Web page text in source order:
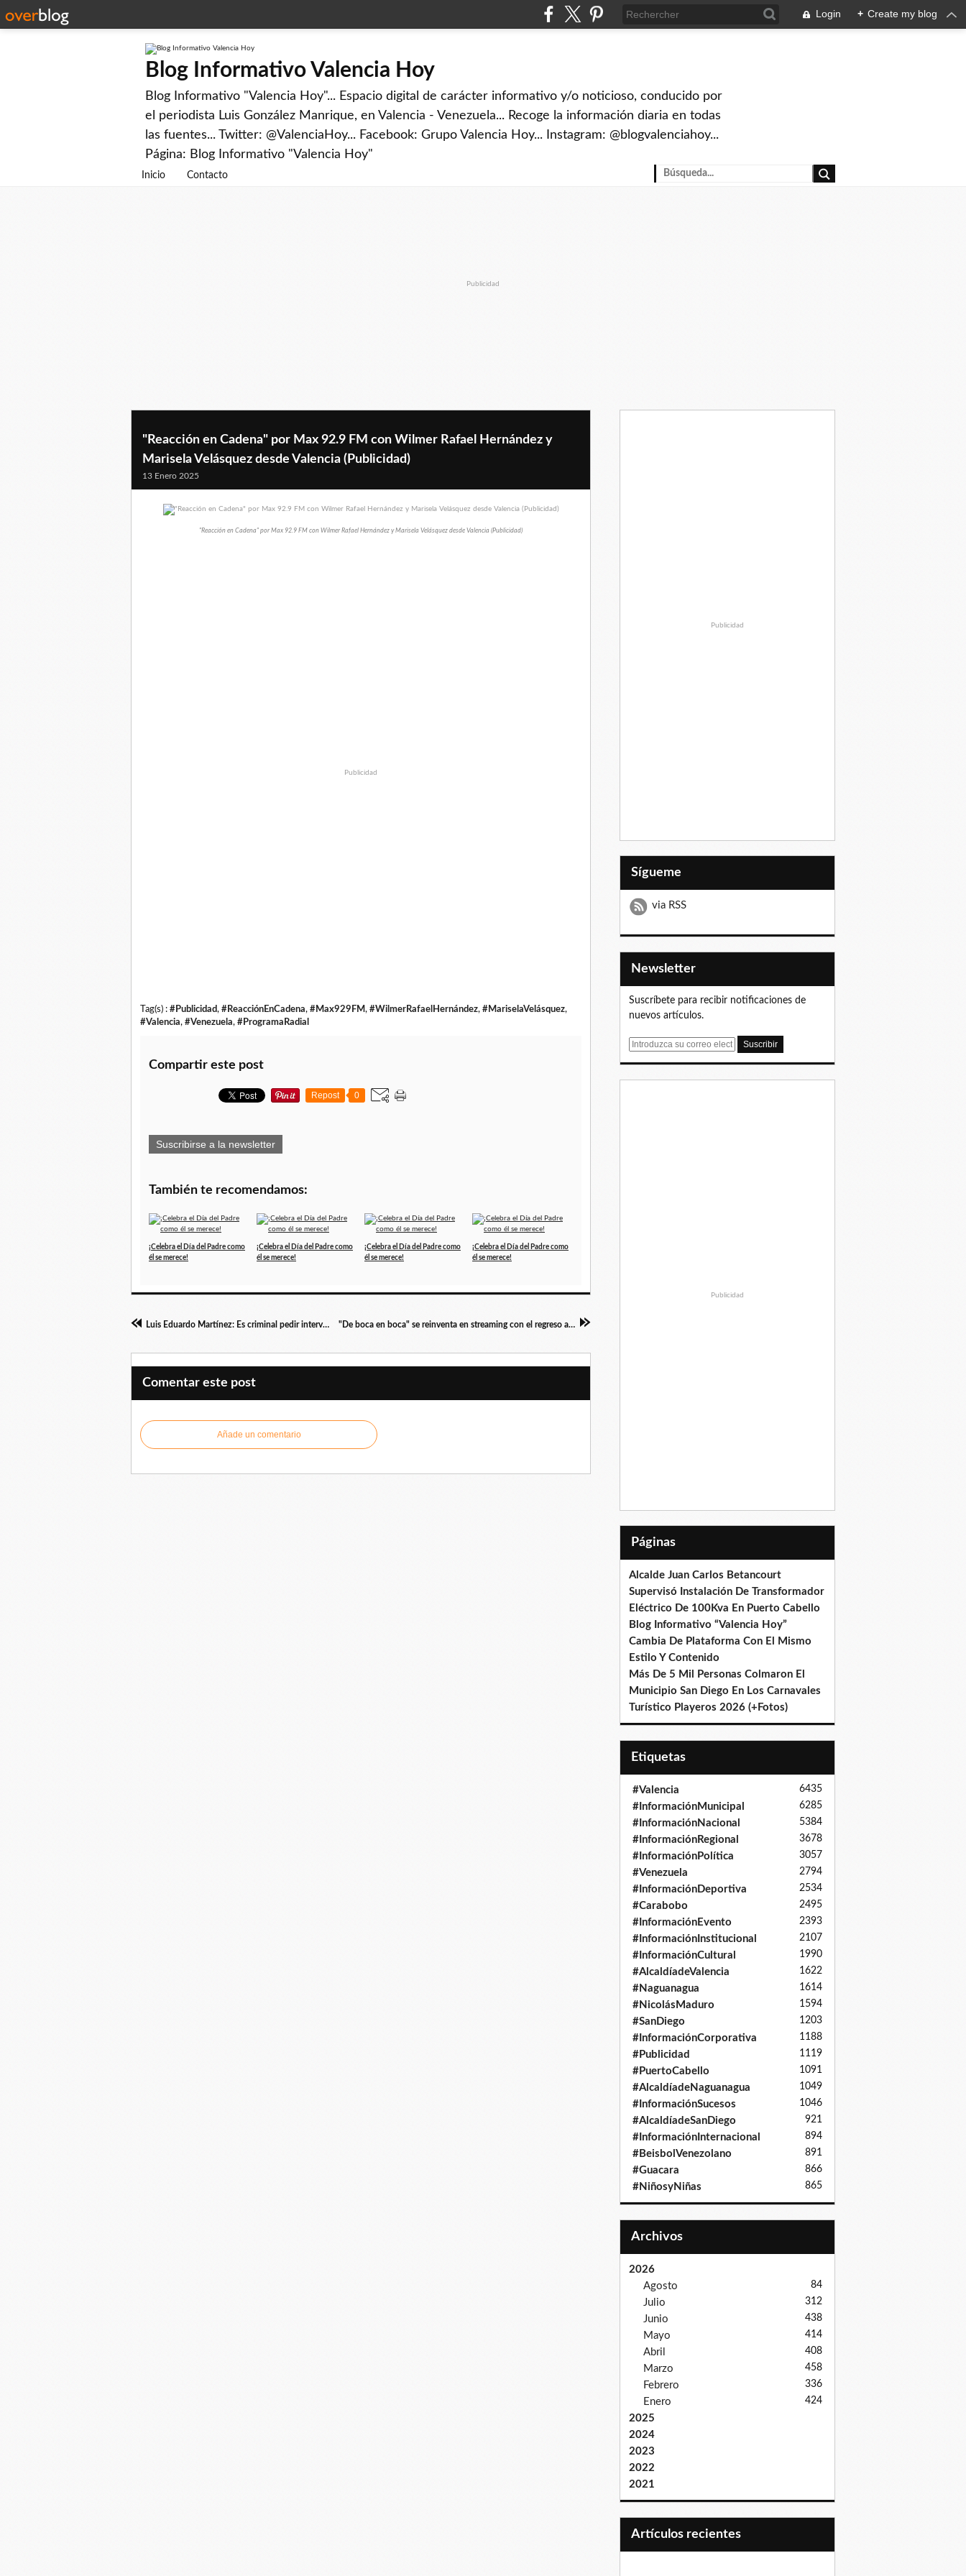
Login + Create my blog
Blog Informativo Valencia Hoy
Blog Informativo "Valencia Hoy"... Espacio digital de carácter informativo y/o noticioso, conducido por
el periodista Luis González Manrique, en Valencia - Venezuela... Recoge la información diaria en todas
las fuentes... Twitter: @ValenciaHoy... Facebook: Grupo Valencia Hoy... Instagram: @blogvalenciahoy...
Página: Blog Informativo "Valencia Hoy"
Inicio Contacto
Publicidad
"Reacción en Cadena" por Max 92.9 FM con Wilmer Rafael Hernández y
Marisela Velásquez desde Valencia (Publicidad)
13 Enero 2025
"Reacción en Cadena" por Max 92.9 FM con Wilmer Rafael Hernández y Marisela Velásquez desde Valencia (Publicidad)
Publicidad
Tag(s) : #Publicidad, #ReacciónEnCadena, #Max929FM, #WilmerRafaelHernández, #MariselaVelásquez,
#Valencia, #Venezuela, #ProgramaRadial
Compartir este post
Repost 0
Suscribirse a la newsletter
También te recomendamos:
¡Celebra el Día del Padre como
él se merece!
¡Celebra el Día del Padre como
él se merece!
¡Celebra el Día del Padre como
él se merece!
¡Celebra el Día del Padre como
él se merece!
Luis Eduardo Martínez: Es criminal pedir intervención militar extranjera contra Venezuela "De boca en boca" se reinventa en streaming con el regreso a las pantallas de Wanda D'Isidoro y Jalymar Salomón
Comentar este post
Añade un comentario
Publicidad
Sígueme
via RSS
Newsletter
Suscríbete para recibir notificaciones de
nuevos artículos.
E
Publicidad
Páginas
Alcalde Juan Carlos Betancourt
Supervisó Instalación De Transformador
Eléctrico De 100Kva En Puerto Cabello
Blog Informativo “Valencia Hoy”
Cambia De Plataforma Con El Mismo
Estilo Y Contenido
Más De 5 Mil Personas Colmaron El
Municipio San Diego En Los Carnavales
Turístico Playeros 2026 (+Fotos)
Etiquetas
#Valencia 6435
#InformaciónMunicipal 6285
#InformaciónNacional 5384
#InformaciónRegional 3678
#InformaciónPolítica 3057
#Venezuela 2794
#InformaciónDeportiva 2534
#Carabobo 2495
#InformaciónEvento 2393
#InformaciónInstitucional 2107
#InformaciónCultural 1990
#AlcaldíadeValencia 1622
#Naguanagua 1614
#NicolásMaduro 1594
#SanDiego 1203
#InformaciónCorporativa 1188
#Publicidad 1119
#PuertoCabello 1091
#AlcaldíadeNaguanagua 1049
#InformaciónSucesos 1046
#AlcaldíadeSanDiego 921
#InformaciónInternacional 894
#BeisbolVenezolano 891
#Guacara 866
#NiñosyNiñas 865
Archivos
2026
Agosto
84
Julio 312
Junio 438
Mayo 414
Abril 408
Marzo 458
Febrero 336
Enero 424
2025
2024
2023
2022
2021
Artículos recientes